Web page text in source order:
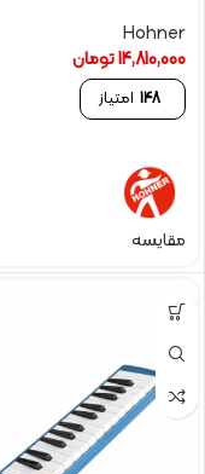
Hohner
14,810,000تومان
148 امتیاز
مقایسه